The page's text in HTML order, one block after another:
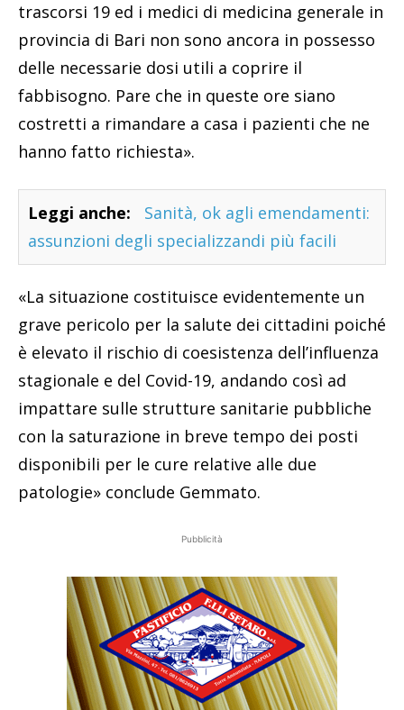
trascorsi 19 ed i medici di medicina generale in
provincia di Bari non sono ancora in possesso
delle necessarie dosi utili a coprire il
fabbisogno. Pare che in queste ore siano
costretti a rimandare a casa i pazienti che ne
hanno fatto richiesta».
Leggi anche:
Sanità, ok agli emendamenti:
assunzioni degli specializzandi più facili
«La situazione costituisce evidentemente un
grave pericolo per la salute dei cittadini poiché
è elevato il rischio di coesistenza dell’influenza
stagionale e del Covid-19, andando così ad
impattare sulle strutture sanitarie pubbliche
con la saturazione in breve tempo dei posti
disponibili per le cure relative alle due
patologie» conclude Gemmato.
Pubblicità